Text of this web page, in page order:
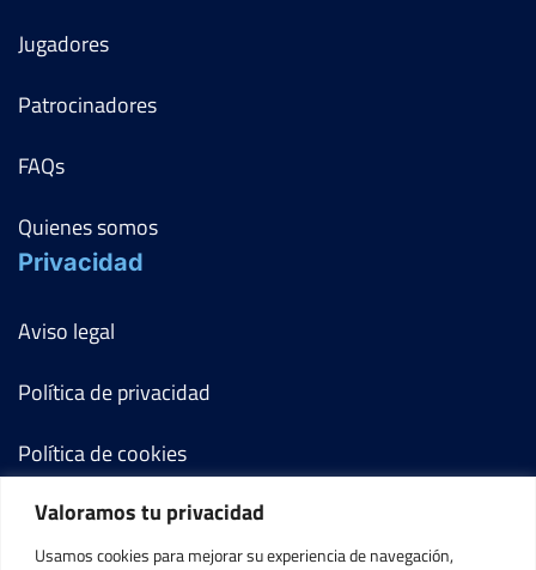
Valoramos tu privacidad
Usamos cookies para mejorar su experiencia de navegación,
Jugadores
Patrocinadores
FAQs
Quienes somos
Privacidad
Aviso legal
Política de privacidad
Política de cookies
Términos y condiciones